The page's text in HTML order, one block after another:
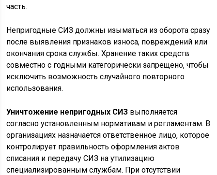
часть.
Непригодные СИЗ должны изыматься из оборота сразу
после выявления признаков износа, повреждений или
окончания срока службы. Хранение таких средств
совместно с годными категорически запрещено, чтобы
исключить возможность случайного повторного
использования.
Уничтожение непригодных СИЗ выполняется
согласно установленным нормативам и регламентам. В
организациях назначается ответственное лицо, которое
контролирует правильность оформления актов
списания и передачу СИЗ на утилизацию
специализированным службам. При отсутствии